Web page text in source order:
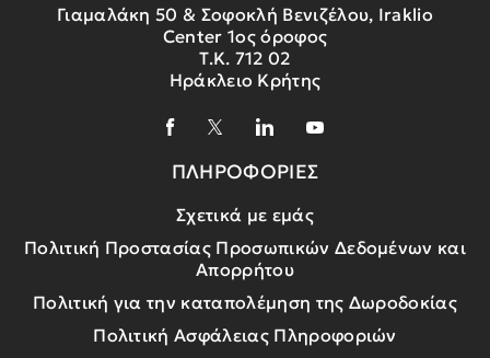
Γιαμαλάκη 50 & Σοφοκλή Βενιζέλου, Iraklio
Center 1ος όροφος
Τ.Κ. 712 02
Ηράκλειο Κρήτης
ΠΛΗΡΟΦΟΡΙΕΣ
Σχετικά με εμάς
Πολιτική Προστασίας Προσωπικών Δεδομένων και
Απορρήτου
Πολιτική για την καταπολέμηση της Δωροδοκίας
Πολιτική Ασφάλειας Πληροφοριών